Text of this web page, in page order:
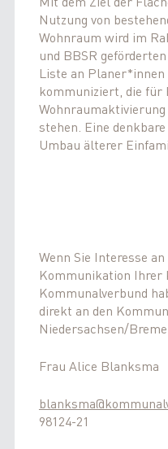
Nutzung von
Wohnraum wird im
und BBSR
Liste an
kommuniziert, die für
stehen. Eine
Umbau älterer
Wenn Sie Interesse
Kommunikation Ihrer
Kommunalverbund
direkt an den
Niedersachsen/
Frau Alice Blanksma
98124-21